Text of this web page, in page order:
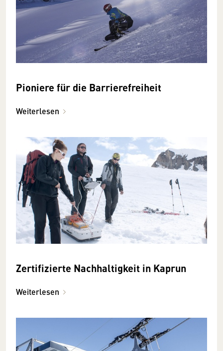
Pioniere für die Barriere­frei­heit
Weiterlesen
Zertifizierte Nach­haltig­keit in Kaprun
Weiterlesen